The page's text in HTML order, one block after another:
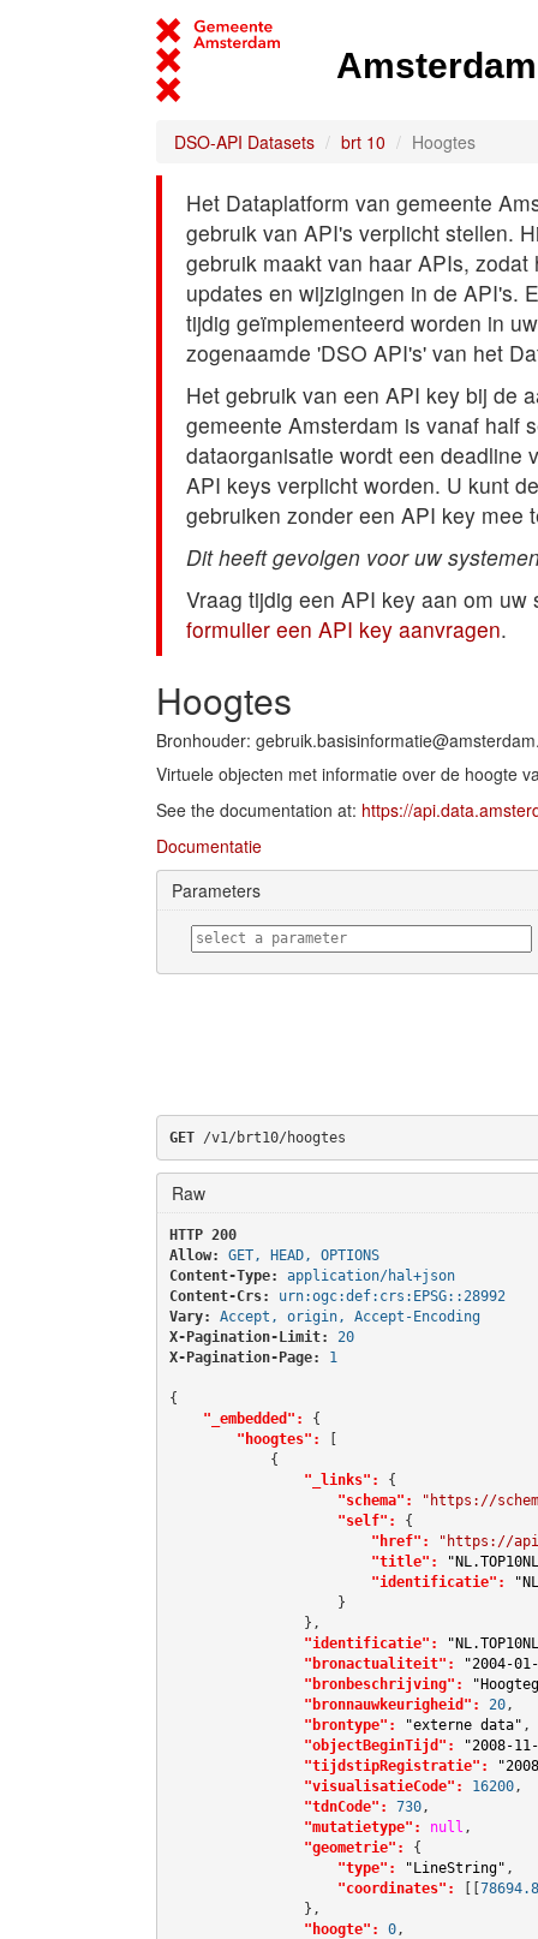
DSO-API Datasets brt 10 Hoogtes
Het Dataplatform van gemeente
gebruik van API's verplicht stellen.
gebruik maakt van haar APIs,
updates en wijzigingen in de API's.
tijdig geïmplementeerd worden in
zogenaamde 'DSO API's' van het
Het gebruik van een API key bij de
gemeente Amsterdam is vanaf half
dataorganisatie wordt een deadline
API keys verplicht worden. U kunt
gebruiken zonder een API key mee
Dit heeft gevolgen voor uw
Vraag tijdig een API key aan om
formulier een API key aanvragen.
Hoogtes
Bronhouder:
Virtuele objecten met informatie over de hoogte
See the documentation at: https://
Documentatie
Parameters
GET /v1/brt10/hoogtes
Raw
HTTP 200
Allow:
GET, HEAD, OPTIONS
Content-Type:
application/hal+json
Content-Crs:
urn:ogc:def:crs:EPSG::28992
Vary:
Accept, origin, Accept-Encoding
X-Pagination-Limit:
20
X-Pagination-Page:
1
{
"_embedded":
{
"hoogtes":
[
            {
"_links":
{
"schema":
"https://
"self":
{
"href":
"https://
"title":
"identificatie":
                    }
                },
"identificatie":
"bronactualiteit":
"2004-
"bronbeschrijving":
"bronnauwkeurigheid":
20,
"brontype":
"externe data" ,
"objectBeginTijd":
"2008-
"tijdstipRegistratie":
"visualisatieCode":
16200,
"tdnCode":
730,
"mutatietype":
null ,
"geometrie":
{
"type":
"LineString" ,
"coordinates":
[[
                },
"hoogte":
0,